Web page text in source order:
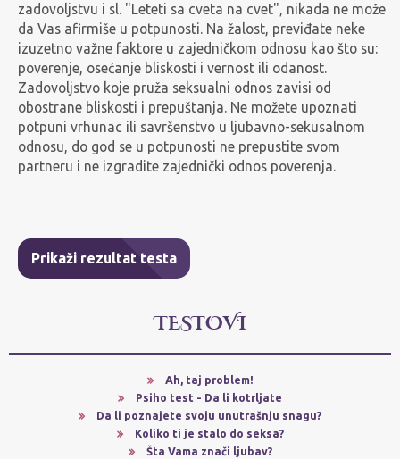
zadovoljstvu i sl. "Leteti sa cveta na cvet", nikada ne može
da Vas afirmiše u potpunosti. Na žalost, previđate neke
izuzetno važne faktore u zajedničkom odnosu kao što su:
poverenje, osećanje bliskosti i vernost ili odanost.
Zadovoljstvo koje pruža seksualni odnos zavisi od
obostrane bliskosti i prepuštanja. Ne možete upoznati
potpuni vrhunac ili savršenstvo u ljubavno-sekusalnom
odnosu, do god se u potpunosti ne prepustite svom
partneru i ne izgradite zajednički odnos poverenja.
Prikaži rezultat testa
TESTOVI
Ah, taj problem!
Psiho test - Da li kotrljate
Da li poznajete svoju unutrašnju snagu?
Koliko ti je stalo do seksa?
Šta Vama znači ljubav?